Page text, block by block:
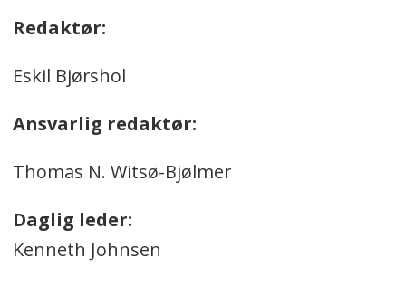
Redaktør:
Eskil Bjørshol
Ansvarlig redaktør:
Thomas N. Witsø-Bjølmer
Daglig leder:
Kenneth Johnsen